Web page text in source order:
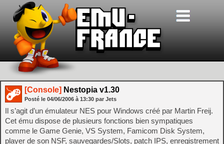
[Console] Nestopia v1.30
Posté le 04/06/2006 à 13:30 par Jets
Il s’agit d’un émulateur NES pour Windows créé par Martin Freij.
Cet ému dispose de plusieurs fonctions bien sympatiques
comme le Game Genie, VS System, Famicom Disk System,
player de son NSF, sauvegardes/Slots, patch IPS, enregistrement